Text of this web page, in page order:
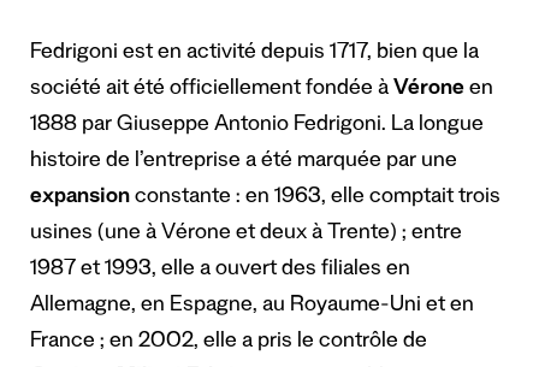
Fedrigoni est en activité depuis 1717, bien que la
société ait été officiellement fondée à Vérone en
1888 par Giuseppe Antonio Fedrigoni. La longue
histoire de l’entreprise a été marquée par une
expansion constante : en 1963, elle comptait trois
usines (une à Vérone et deux à Trente) ; entre
1987 et 1993, elle a ouvert des filiales en
Allemagne, en Espagne, au Royaume-Uni et en
France ; en 2002, elle a pris le contrôle de